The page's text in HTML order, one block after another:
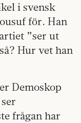
i svensk
för. Han
”ser ut
Hur vet han
Demoskop
frågan har